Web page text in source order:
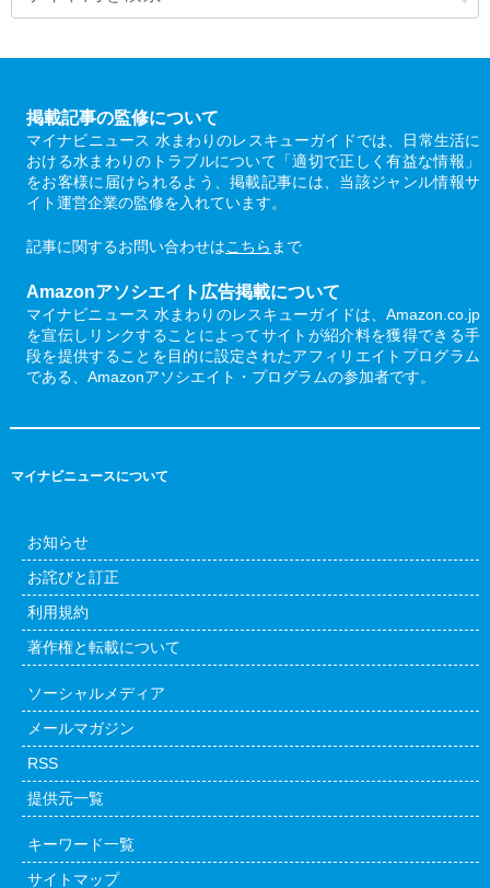
掲載記事の監修について
マイナビニュース 水まわりのレスキューガイドでは、日常生活に
おける水まわりのトラブルについて「適切で正しく有益な情報」
をお客様に届けられるよう、掲載記事には、当該ジャンル情報サ
イト運営企業の監修を入れています。
記事に関するお問い合わせはこちら まで
Amazonアソシエイト広告掲載について
マイナビニュース 水まわりのレスキューガイドは、Amazon.co.jp
を宣伝しリンクすることによってサイトが紹介料を獲得できる手
段を提供することを目的に設定されたアフィリエイトプログラム
である、Amazonアソシエイト・プログラムの参加者です。
マイナビニュースについて
お知らせ
お詫びと訂正
利用規約
著作権と転載について
ソーシャルメディア
メールマガジン
RSS
提供元一覧
キーワード一覧
サイトマップ